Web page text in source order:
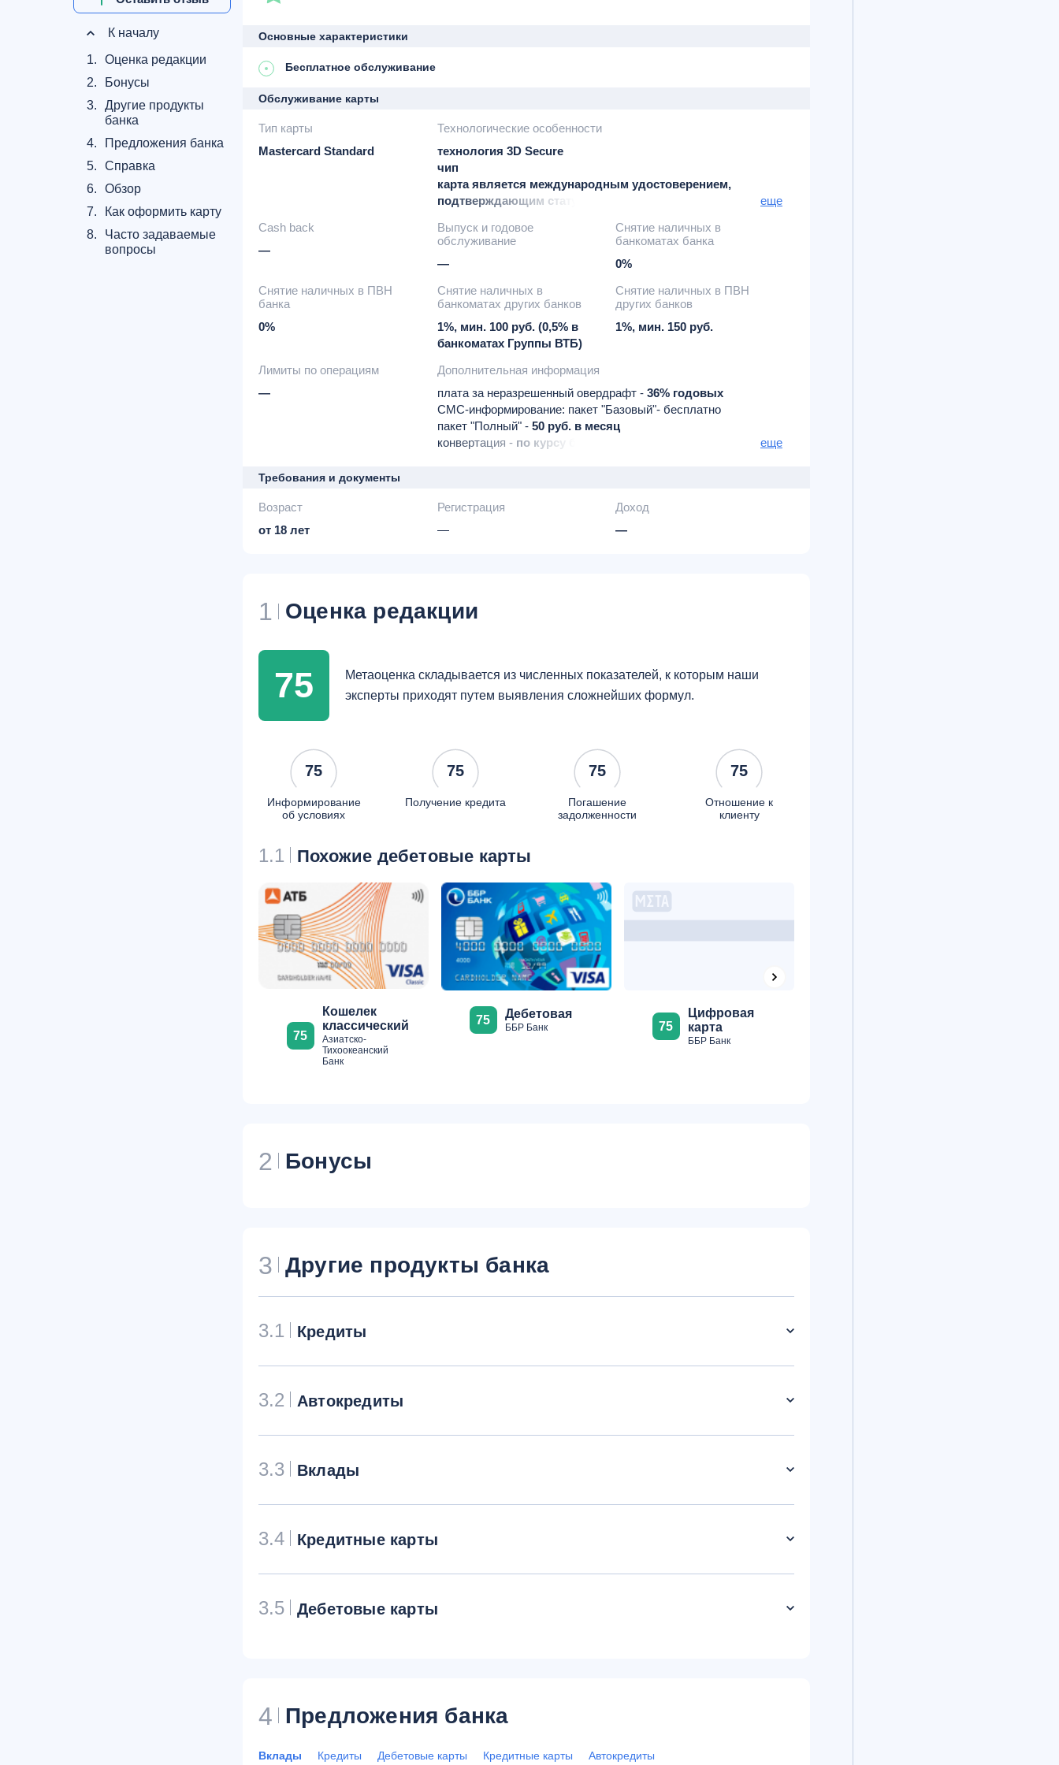
К началу
1.
Оценка редакции
2.
Бонусы
3.
Другие продукты
банка
4.
Предложения банка
5.
Справка
6.
Обзор
7.
Как оформить карту
8.
Часто задаваемые
вопросы
Основные характеристики
Бесплатное обслуживание
Обслуживание карты
Тип карты
Mastercard Standard
Технологические особенности
технология 3D Secure
чип
карта является международным удостоверением,
подтверждающим статус учащегося (ISIC) или
возможность привязки к Google Pay
еще
Cash back
—
Выпуск и годовое
обслуживание
—
Снятие наличных в
банкоматах банка
0%
Снятие наличных в ПВН
банка
0%
Снятие наличных в
банкоматах других банков
1%, мин. 100 руб. (0,5% в
банкоматах Группы ВТБ)
Снятие наличных в ПВН
других банков
1%, мин. 150 руб.
Лимиты по операциям
—
Дополнительная информация
плата за неразрешенный овердрафт - 36% годовых
СМС-информирование: пакет "Базовый"- бесплатно
пакет "Полный" - 50 руб. в месяц
конвертация - по курсу банка
еще
Требования и документы
Возраст
от 18 лет
Регистрация
—
Доход
—
1 Оценка редакции
75
Метаоценка складывается из численных показателей, к которым наши
эксперты приходят путем выявления сложнейших формул.
75
Информирование
об условиях
75
Получение кредита
75
Погашение
задолженности
75
Отношение к
клиенту
1.1 Похожие дебетовые карты
75
Кошелек
классический
Азиатско-
Тихоокеанский
Банк
75 Дебетовая
ББР Банк 75
Цифровая
карта
ББР Банк
2 Бонусы
3 Другие продукты банка
3.1 Кредиты
3.2 Автокредиты
3.3 Вклады
3.4 Кредитные карты
3.5 Дебетовые карты
4 Предложения банка
Вклады Кредиты Дебетовые карты Кредитные карты Автокредиты